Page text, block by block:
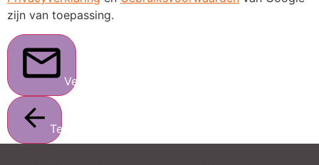
zijn van toepassing.
Verstuur
Terug